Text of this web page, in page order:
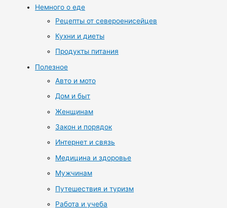
Немного о еде
Рецепты от североенисейцев
Кухни и диеты
Продукты питания
Полезное
Авто и мото
Дом и быт
Женщинам
Закон и порядок
Интернет и связь
Медицина и здоровье
Мужчинам
Путешествия и туризм
Работа и учеба